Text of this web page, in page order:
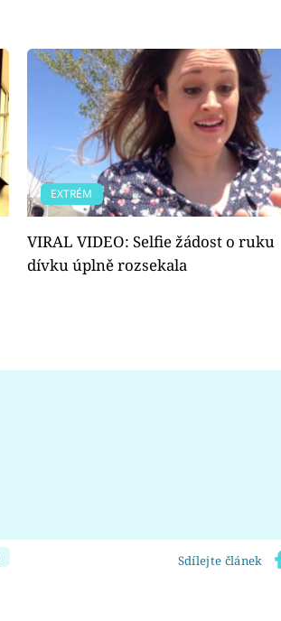
EXTRÉM
VIRAL VIDEO: Selfie žádost o ruku
dívku úplně rozsekala
Sdílejte článek